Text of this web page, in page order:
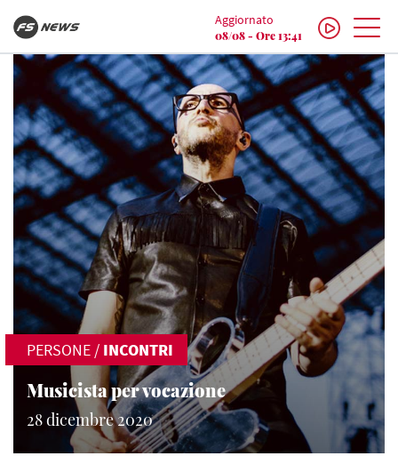
Aggiornato
08/08 - Ore 13:41
PERSONE / INCONTRI
Musicista per vocazione
28 dicembre 2020